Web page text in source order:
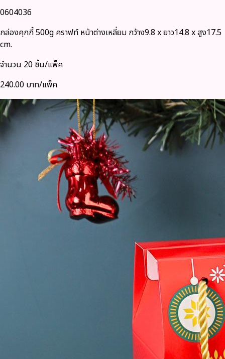
0604036
กล่องคุกกี้ 500g คราฟท์ หน้าต่างเหลี่ยม กว้าง9.8 x ยาว14.8 x สูง17.5
cm.
จำนวน 20 ชิ้น/แพ็ค
240.00 บาท/แพ็ค